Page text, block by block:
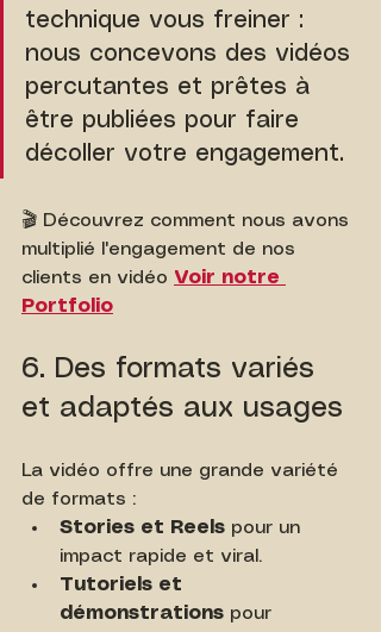
technique vous freiner :
nous concevons des vidéos
percutantes et prêtes à
être publiées pour faire
décoller votre engagement.
🎬 Découvrez comment nous avons
multiplié l'engagement de nos
clients en vidéo Voir notre
Portfolio
6. Des formats variés
et adaptés aux usages
La vidéo offre une grande variété
de formats :
Stories et Reels pour un
impact rapide et viral.
Tutoriels et
démonstrations pour